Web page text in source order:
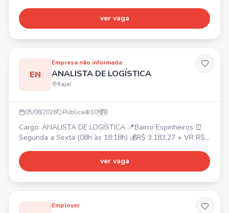
será um diferencial.
ver vaga
EN
Empresa não informada
ANALISTA DE LOGÍSTICA
Itajaí
05/08/2026 Pública 10 0
Cargo: ANALISTA DE LOGÍSTICA 📍Bairro Espinheiros ⏰
Segunda a Sexta (08h às 18:18h) 💰R$ 3.183,27 + VR R$
Convênio SESC + Café da Manã Requisitos: Excel
básico/intermediário, boa comunicação. Atividades:
ver vaga
Employer